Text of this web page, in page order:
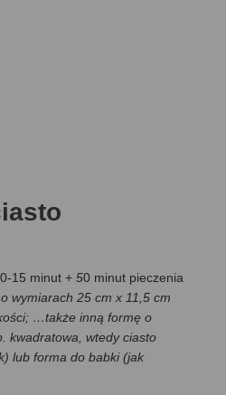
15 minut + 50 minut pieczenia
wymiarach 25 cm x 11,5 cm
…także inną formę o
kwadratowa, wtedy ciasto
lub forma do babki (jak